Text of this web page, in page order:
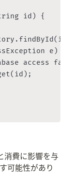
id) {
e) {
access
消費に影響を与
可能性があり